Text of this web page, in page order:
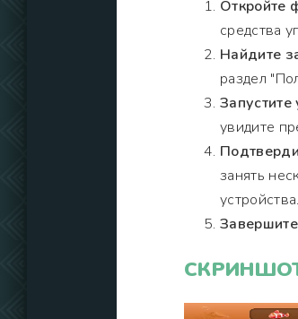
Откройте
средства
Найдите
раздел
Запустите
увидите
занять
устройства.